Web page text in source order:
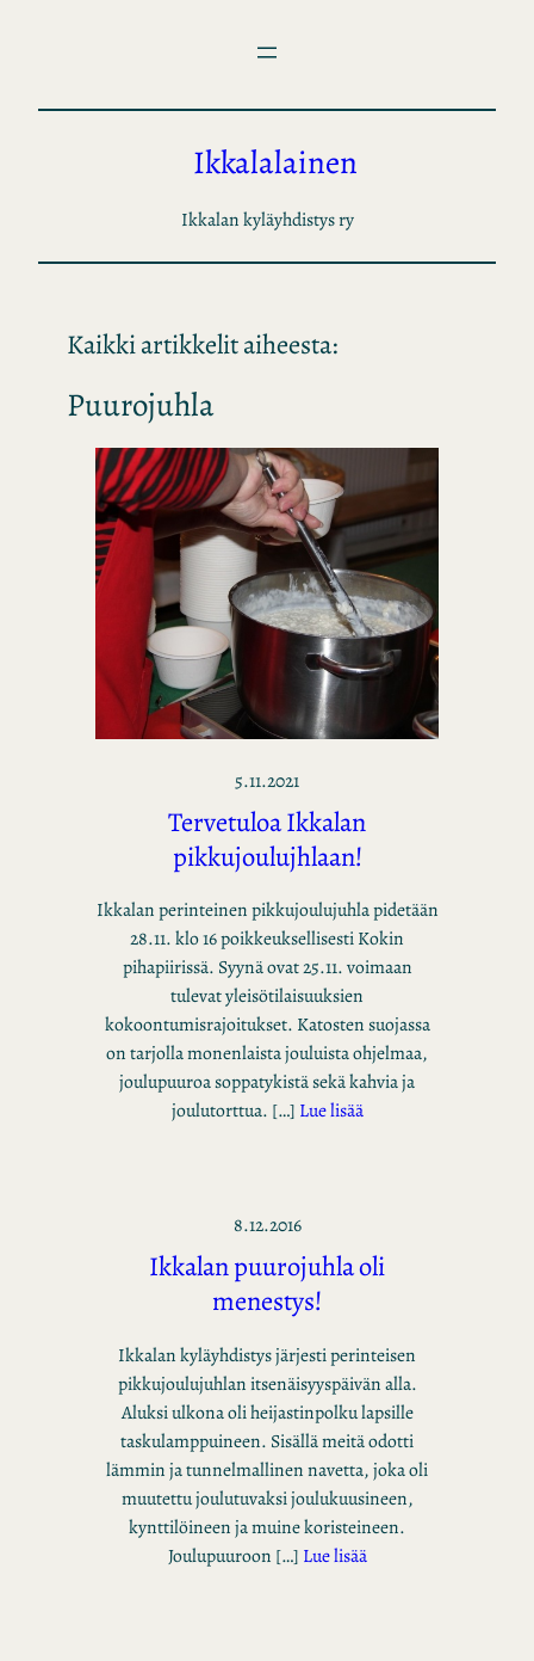
Ikkalalainen
Ikkalan kyläyhdistys ry
Kaikki artikkelit aiheesta:
Puurojuhla
5.11.2021
Tervetuloa Ikkalan
pikkujoulujhlaan!
Ikkalan perinteinen pikkujoulujuhla pidetään
28.11. klo 16 poikkeuksellisesti Kokin
pihapiirissä. Syynä ovat 25.11. voimaan
tulevat yleisötilaisuuksien
kokoontumisrajoitukset. Katosten suojassa
on tarjolla monenlaista jouluista ohjelmaa,
joulupuuroa soppatykistä sekä kahvia ja
joulutorttua. […] Lue lisää
8.12.2016
Ikkalan puurojuhla oli
menestys!
Ikkalan kyläyhdistys järjesti perinteisen
pikkujoulujuhlan itsenäisyyspäivän alla.
Aluksi ulkona oli heijastinpolku lapsille
taskulamppuineen. Sisällä meitä odotti
lämmin ja tunnelmallinen navetta, joka oli
muutettu joulutuvaksi joulukuusineen,
kynttilöineen ja muine koristeineen.
Joulupuuroon […] Lue lisää